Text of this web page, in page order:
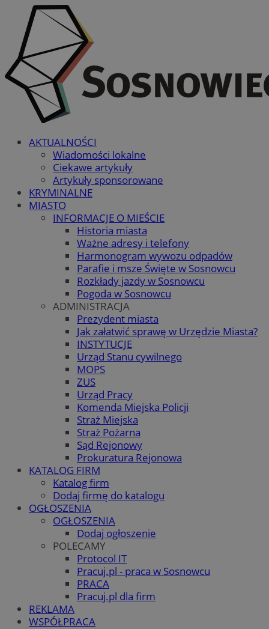
AKTUALNOŚCI
Wiadomości lokalne
Ciekawe artykuły
Artykuły sponsorowane
KRYMINALNE
MIASTO
INFORMACJE O MIEŚCIE
Historia miasta
Ważne adresy i telefony
Harmonogram wywozu odpadów
Parafie i msze Święte w Sosnowcu
Rozkłady jazdy w Sosnowcu
Pogoda w Sosnowcu
ADMINISTRACJA
Prezydent miasta
Jak załatwić sprawę w Urzędzie Miasta?
INSTYTUCJE
Urząd Stanu cywilnego
MOPS
ZUS
Urząd Pracy
Komenda Miejska Policji
Straż Miejska
Straż Pożarna
Sąd Rejonowy
Prokuratura Rejonowa
KATALOG FIRM
Katalog firm
Dodaj firmę do katalogu
OGŁOSZENIA
OGŁOSZENIA
Dodaj ogłoszenie
POLECAMY
Protocol IT
Pracuj.pl - praca w Sosnowcu
PRACA
Pracuj.pl dla firm
REKLAMA
WSPÓŁPRACA